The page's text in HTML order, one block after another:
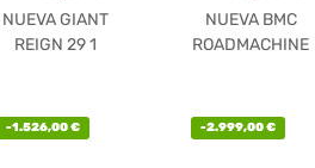
NUEVA GIANT
REIGN 29 1
NUEVA BMC
ROADMACHINE
-1.526,00€ -2.999,00€